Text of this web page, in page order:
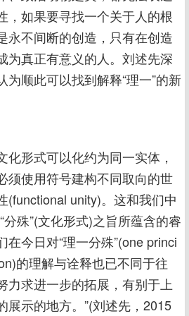
，如果要寻找一个关于人的根
永不间断的创造，只有在创造
为真正有意义的人。刘述先深
为顺此可以找到解释“理一”的新
形式可以化约为同一实体，
须使用符号建构不同取向的世
(functional unity)。这和我们中
分殊”(文化形式)之旨所蕴含的睿
今日对“理一分殊”(one princi
的理解与诠释也已不同于往
力求进一步的拓展，有别于上
展示的地方。”(刘述先，2015